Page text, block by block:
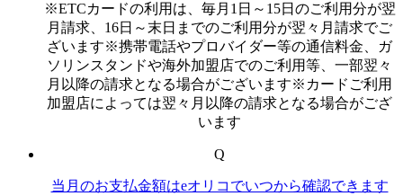
※ETCカードの利用は、毎月1日～15日のご利用分が翌
月請求、16日～末日までのご利用分が翌々月請求でご
ざいます※携帯電話やプロバイダー等の通信料金、ガ
ソリンスタンドや海外加盟店でのご利用等、一部翌々
月以降の請求となる場合がございます※カードご利用
加盟店によっては翌々月以降の請求となる場合がござ
います
Q
当月のお支払金額はeオリコでいつから確認できます